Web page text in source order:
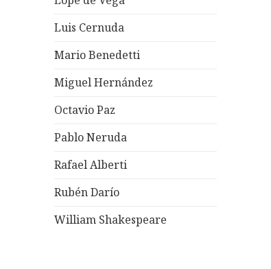
Luis Cernuda
Mario Benedetti
Miguel Hernández
Octavio Paz
Pablo Neruda
Rafael Alberti
Rubén Darío
William Shakespeare